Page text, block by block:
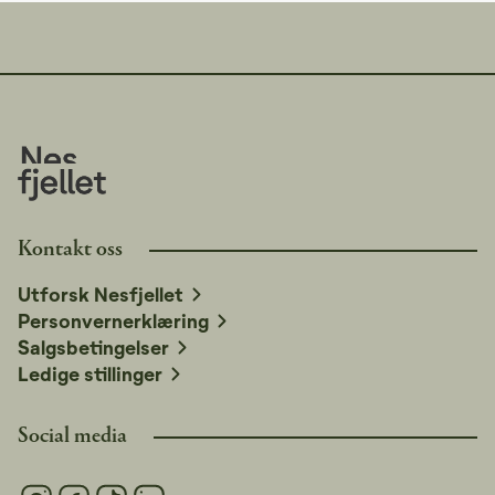
Social media
Kontakt oss
Utforsk Nesfjellet
Personvernerklæring
Salgsbetingelser
Ledige stillinger